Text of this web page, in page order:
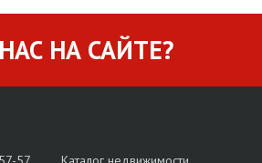
НА САЙТЕ?